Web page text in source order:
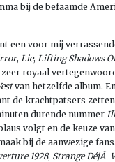
bij de befaamde
een voor mij
, Lie, Lifting Shadows
zeer royaal
van hetzelfde album.
de krachtpatsers
durende nummer
volgt en de keuze
bij de aanwezige
1928, Strange DéjÃ